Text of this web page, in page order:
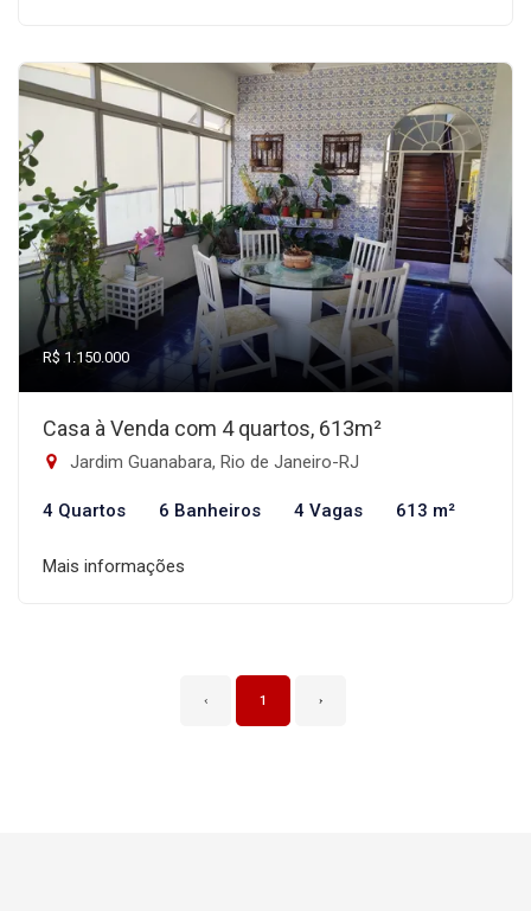
R$ 1.150.000
Casa à Venda com 4 quartos, 613m²
Jardim Guanabara, Rio de Janeiro-RJ
4 Quartos 6 Banheiros 4 Vagas 613 m²
Mais informações
‹ 1 ›